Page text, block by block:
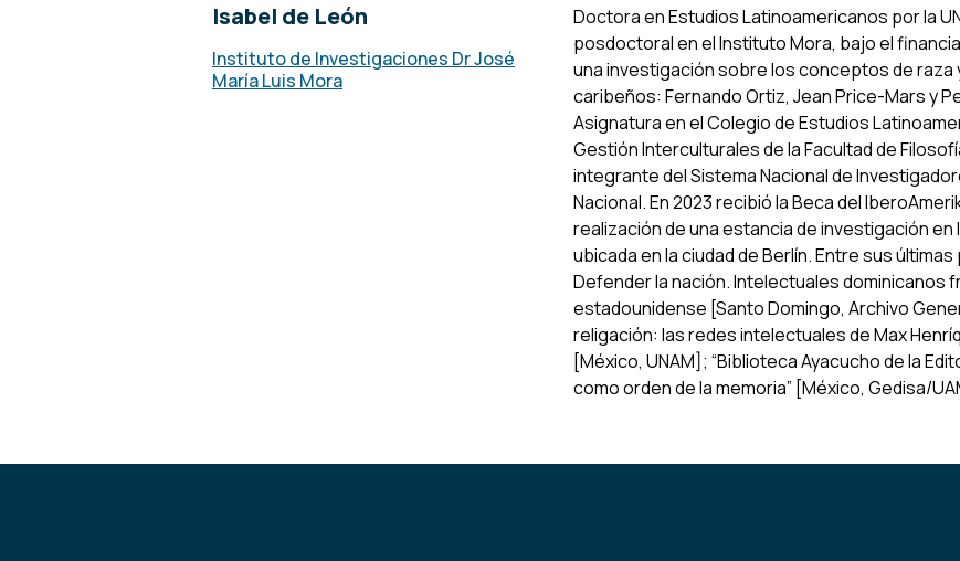
Isabel de León
Instituto de Investigaciones Dr José
María Luis Mora
Doctora en Estudios Latinoamericanos por la
posdoctoral en el Instituto Mora, bajo el
una investigación sobre los conceptos de
caribeños: Fernando Ortiz, Jean Price-Mars y
Asignatura en el Colegio de Estudios
Gestión Interculturales de la Facultad de
integrante del Sistema Nacional de
Nacional. En 2023 recibió la Beca del
realización de una estancia de investigación
ubicada en la ciudad de Berlín. Entre sus
Defender la nación. Intelectuales dominicanos
estadounidense [Santo Domingo, Archivo
religación: las redes intelectuales de Max
[México, UNAM]; “Biblioteca Ayacucho de la
como orden de la memoria” [México, Gedisa/